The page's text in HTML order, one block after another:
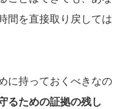
間を直接取り戻しては
に持っておくべきなの
るための証拠の残し